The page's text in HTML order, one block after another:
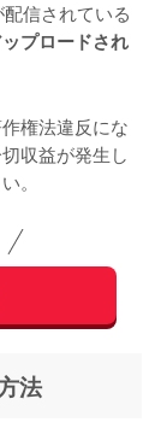
信されている
プロードされ
権法違反にな
収益が発生し
。
法